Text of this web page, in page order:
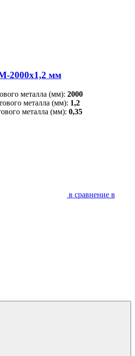
2000x1,2 мм
металла (мм): 2000
металла (мм): 1,2
металла (мм): 0,35
в сравнение в